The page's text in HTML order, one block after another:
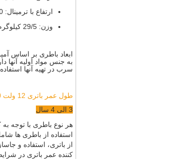
ارتفاع با ترمینال: 220 میلی متر
وزن: 29/5 کیلوگرم
ابعاد باطری بر اساس
به جنس مواد اولیه آنها
سرب در تهیه آنها
طول عمر باتری 12 ولت 100 آمپر
3 الی 4 سال
هر نوع باطری با توجه
استفاده از باطری ها
از باتری، استفاده و
کننده عمر باتری در